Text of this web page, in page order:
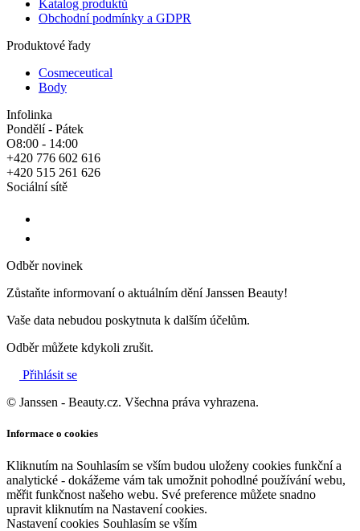
Katalog produktů
Obchodní podmínky a GDPR
Produktové řady
Cosmeceutical
Body
Infolinka
Pondělí - Pátek
O8:00 - 14:00
+420 776 602 616
+420 515 261 626
Sociální sítě
Odběr novinek
Zůstaňte informovaní o aktuálním dění Janssen Beauty!
Vaše data nebudou poskytnuta k dalším účelům.
Odběr můžete kdykoli zrušit.
Přihlásit se
© Janssen - Beauty.cz. Všechna práva vyhrazena.
Informace o cookies
Kliknutím na Souhlasím se vším budou uloženy cookies funkční a
analytické - dokážeme vám tak umožnit pohodlné používání webu,
měřit funkčnost našeho webu. Své preference můžete snadno
upravit kliknutím na Nastavení cookies.
Nastavení cookies Souhlasím se vším